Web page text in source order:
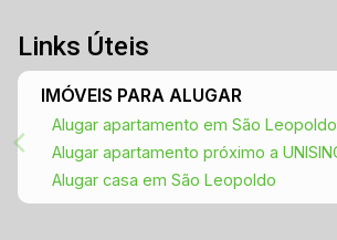
Links Úteis
IMÓVEIS PARA ALUGAR
Alugar apartamento em São Leopoldo
Alugar apartamento próximo a
Alugar casa em São Leopoldo